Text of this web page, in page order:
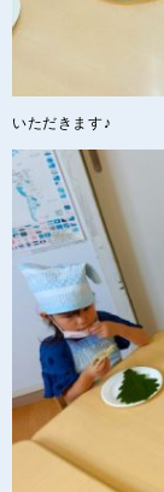
いただきます♪